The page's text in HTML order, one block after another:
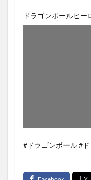
ドラゴンボールヒー
#ドラゴンボール #